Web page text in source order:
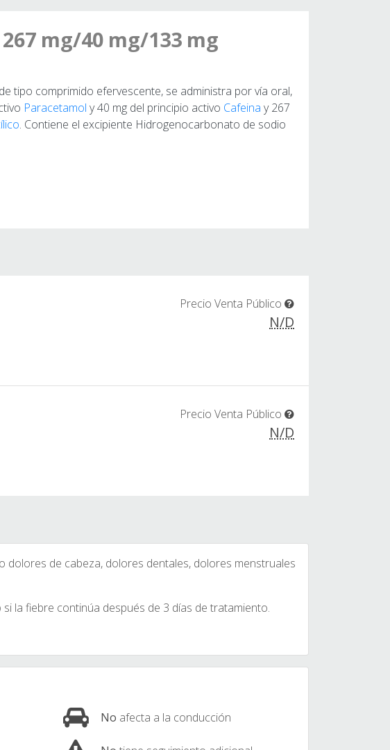
267 mg/40 mg/133 mg
tipo comprimido efervescente, se administra por vía oral,
Paracetamol y 40 mg del principio activo Cafeina y 267
. Contiene el excipiente Hidrogenocarbonato de sodio
Precio Venta Público
N/D
Precio Venta Público
N/D
de cabeza, dolores dentales, dolores menstruales
la fiebre continúa después de 3 días de tratamiento.
No afecta a la conducción